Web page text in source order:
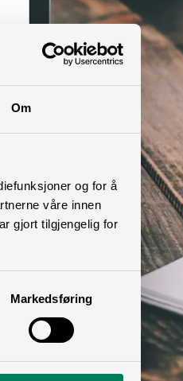
Om
og for å
våre innen
gjort tilgjengelig for
Markedsføring